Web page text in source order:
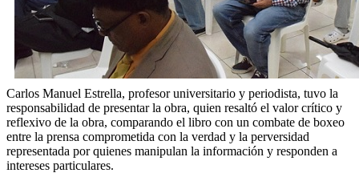
Carlos Manuel Estrella, profesor universitario y periodista, tuvo la
responsabilidad de presentar la obra, quien resaltó el valor crítico y
reflexivo de la obra, comparando el libro con un combate de boxeo
entre la prensa comprometida con la verdad y la perversidad
representada por quienes manipulan la información y responden a
intereses particulares.